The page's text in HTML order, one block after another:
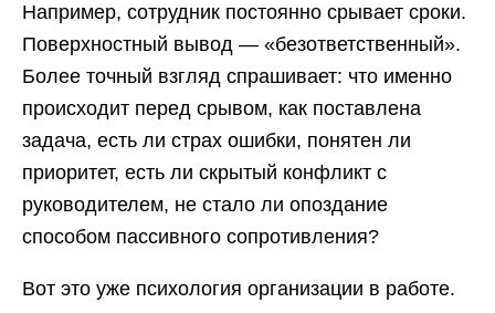
Например, сотрудник постоянно срывает сроки.
Поверхностный вывод — «безответственный».
Более точный взгляд спрашивает: что именно
происходит перед срывом, как поставлена
задача, есть ли страх ошибки, понятен ли
приоритет, есть ли скрытый конфликт с
руководителем, не стало ли опоздание
способом пассивного сопротивления?
Вот это уже психология организации в работе.